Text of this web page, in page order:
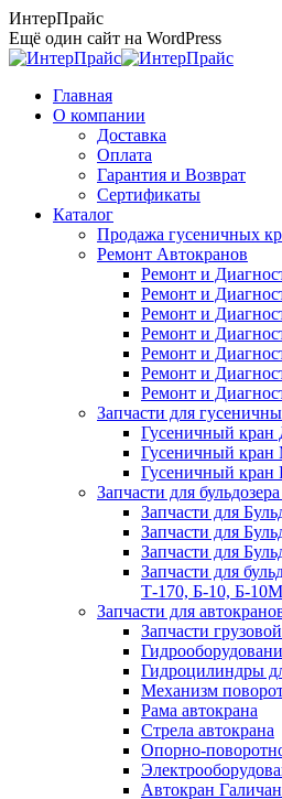
Перейти
к
содержанию
ИнтерПрайс
Ещё один сайт на WordPress
Главная
О компании
Доставка
Оплата
Гарантия и Возврат
Сертификаты
Каталог
Продажа гусеничных
Ремонт Автокранов
Ремонт и
Ремонт и
Ремонт и
Ремонт и
Ремонт и
Ремонт и
Ремонт и
Запчасти для
Гусеничный кран
Гусеничный
Гусеничный кран
Запчасти для
Запчасти для
Запчасти для
Запчасти для
Запчасти для
Т-170, Б-10, Б-10М
Запчасти для
Запчасти
Гидроцилиндры
Механизм
Рама автокрана
Стрела автокрана
Опорно-
Автокран